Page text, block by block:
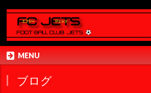
MENU
ブログ